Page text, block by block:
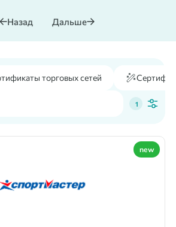
Назад Дальше
торговых сетей
1
new